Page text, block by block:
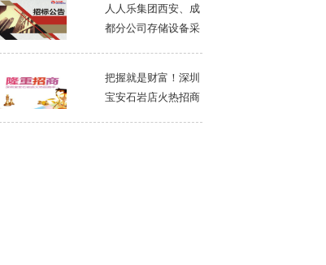
人人乐集团西安、成
都分公司存储设备采
把握就是财富！深圳
宝安石岩店火热招商